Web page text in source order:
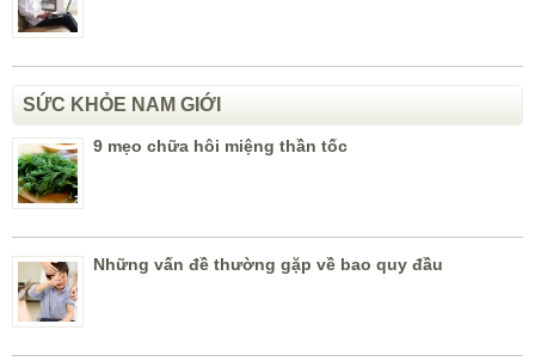
SỨC KHỎE NAM GIỚI
9 mẹo chữa hôi miệng thần tốc
Những vấn đề thường gặp về bao quy đầu